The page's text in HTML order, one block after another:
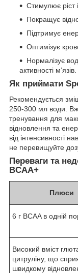
Стимулює ріст
Покращує
Підтримує
Оптимізує
Нормалізує
активності м’язів.
Як приймати
Рекомендується
250-300 мл води.
тренування для
відновлення та
від інтенсивності
не перевищуйте
Переваги та
BCAA+
Плюси
6 г BCAA в одній
Високий вміст
цитруліну, що
швидкому